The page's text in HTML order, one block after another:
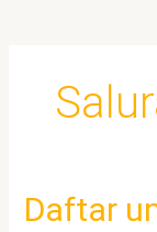
Daftar
Daftar
umum